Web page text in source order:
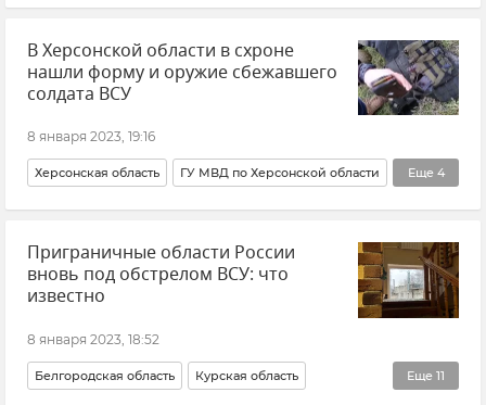
Погода в Крыму МЧС Крыма Общество
Симферополь Минздрав Крыма
ГСУ СК России по Крыму и Севастополю Лекарства
В Херсонской области в схроне
нашли форму и оружие сбежавшего
солдата ВСУ
8 января 2023, 19:16
Еще 4
Херсонская область ГУ МВД по Херсонской области
Происшествия Новые регионы России
Новости СВО Новости
Приграничные области России
вновь под обстрелом ВСУ: что
известно
8 января 2023, 18:52
Еще 11
Белгородская область Курская область